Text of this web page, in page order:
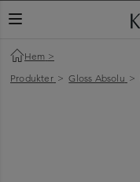
VÄXLA NAVIGERING
Hem >
Produkter > Gloss Absolu >